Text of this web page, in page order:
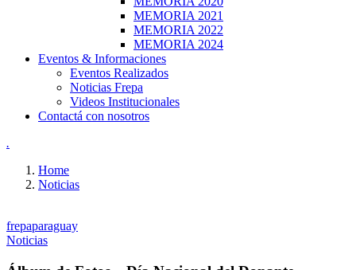
MEMORIA 2021
MEMORIA 2022
MEMORIA 2024
Eventos & Informaciones
Eventos Realizados
Noticias Frepa
Videos Institucionales
Contactá con nosotros
.
Home
Noticias
frepaparaguay
Noticias